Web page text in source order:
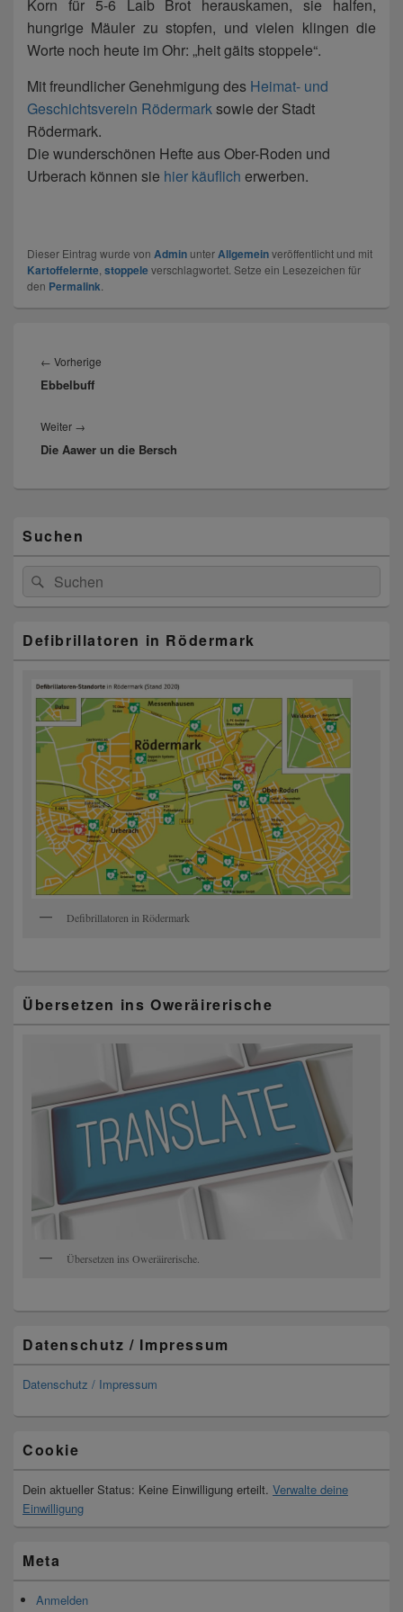
Korn für 5-6 Laib Brot herauskamen, sie halfen,
hungrige Mäuler zu stopfen, und vielen klingen die
Worte noch heute im Ohr: „heit gäits stoppele“.
Mit freundlicher Genehmigung des Heimat- und
Geschichtsverein Rödermarksowie der Stadt
Rödermark.
Die wunderschönen Hefte aus Ober-Roden und
Urberach können sie hier käuflich erwerben.
Dieser Eintrag wurde von Admin unterAllgemeinveröffentlicht und mit
Kartoffelernte, stoppeleverschlagwortet. Setze ein Lesezeichen für
den Permalink.
← Vorherige
Ebbelbuff
Weiter →
Beitrag:
Die Aawer un die Bersch
Seitenleisten-
Widgetbereich
Suchen
Suchen
nach:
Suchen
Defibrillatoren in Rödermark
Defibrillatoren in Rödermark
Übersetzen ins Oweräirerische
Übersetzen ins Oweräirerische.
Datenschutz / Impressum
Datenschutz / Impressum
Cookie
Dein aktueller Status: Keine Einwilligung erteilt. Verwalte deine
Einwilligung
Meta
Anmelden